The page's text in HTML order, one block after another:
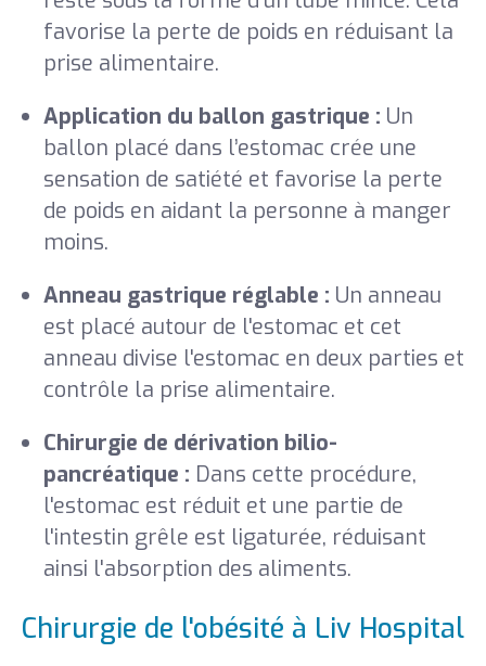
favorise la perte de poids en réduisant la
prise alimentaire.
Application du ballon gastrique : Un
ballon placé dans l’estomac crée une
sensation de satiété et favorise la perte
de poids en aidant la personne à manger
moins.
Anneau gastrique réglable : Un anneau
est placé autour de l'estomac et cet
anneau divise l'estomac en deux parties et
contrôle la prise alimentaire.
Chirurgie de dérivation bilio-
pancréatique : Dans cette procédure,
l'estomac est réduit et une partie de
l'intestin grêle est ligaturée, réduisant
ainsi l'absorption des aliments.
Chirurgie de l'obésité à Liv Hospital